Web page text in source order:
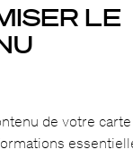
LE
de votre